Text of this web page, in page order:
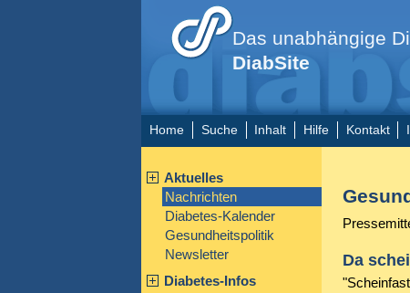
Das unabhängige
DiabSite
Home Suche Inhalt Hilfe Kontakt
Aktuelles
Nachrichten
Diabetes-Kalender
Gesundheitspolitik
Newsletter
Diabetes-Infos
Da